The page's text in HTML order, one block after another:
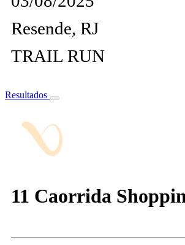
Resende, RJ
TRAIL RUN
Resultados
11 Caorrida